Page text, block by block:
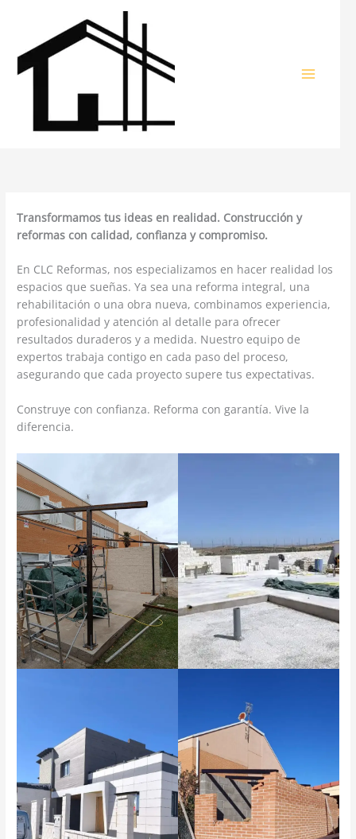
contenido
Transformamos tus ideas en realidad. Construcción y
reformas con calidad, confianza y compromiso.
En CLC Reformas, nos especializamos en hacer realidad los
espacios que sueñas. Ya sea una reforma integral, una
rehabilitación o una obra nueva, combinamos experiencia,
profesionalidad y atención al detalle para ofrecer
resultados duraderos y a medida. Nuestro equipo de
expertos trabaja contigo en cada paso del proceso,
asegurando que cada proyecto supere tus expectativas.
Construye con confianza. Reforma con garantía. Vive la
diferencia.